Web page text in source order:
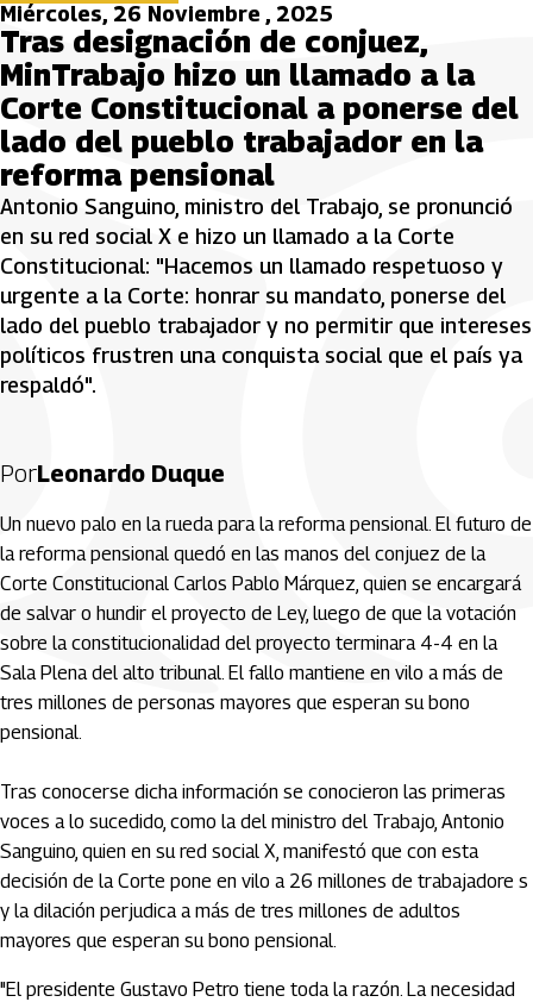
Miércoles, 26 Noviembre , 2025
Tras designación de conjuez,
MinTrabajo hizo un llamado a la
Corte Constitucional a ponerse del
lado del pueblo trabajador en la
reforma pensional
Antonio Sanguino, ministro del Trabajo, se pronunció
en su red social X e hizo un llamado a la Corte
Constitucional: "Hacemos un llamado respetuoso y
urgente a la Corte: honrar su mandato, ponerse del
lado del pueblo trabajador y no permitir que intereses
políticos frustren una conquista social que el país ya
respaldó".
PorLeonardo Duque
Un nuevo palo en la rueda para la reforma pensional. El futuro de
la reforma pensional quedó en las manos del conjuez de la
Corte Constitucional Carlos Pablo Márquez, quien se encargará
de salvar o hundir el proyecto de Ley, luego de que la votación
sobre la constitucionalidad del proyecto terminara 4-4 en la
Sala Plena del alto tribunal. El fallo mantiene en vilo a más de
tres millones de personas mayores que esperan su bono
pensional.
Tras conocerse dicha información se conocieron las primeras
voces a lo sucedido, como la del ministro del Trabajo, Antonio
Sanguino, quien en su red social X, manifestó que con esta
decisión de la Corte pone en vilo a 26 millones de trabajadore s
y la dilación perjudica a más de tres millones de adultos
mayores que esperan su bono pensional.
"El presidente Gustavo Petro tiene toda la razón. La necesidad